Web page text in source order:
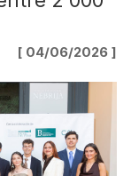
[ 04/06/2026 ]